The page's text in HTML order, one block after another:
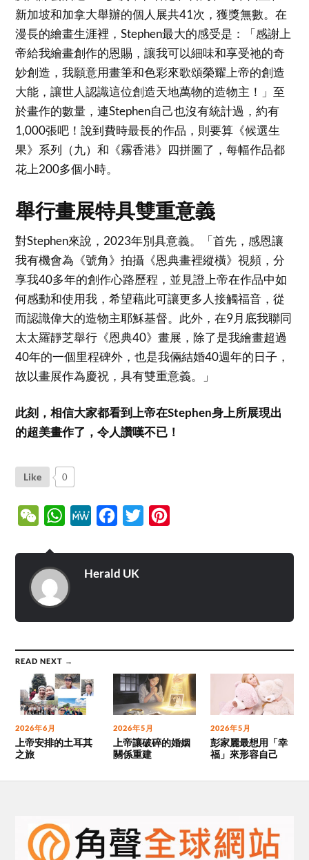
新加坡和加拿大舉辦的個人展共41次，獲獎無數。在
漫長的繪畫生涯裡，Stephen最大的感受是：「感謝上
帝給我繪畫創作的恩賜，讓我可以細味和享受祂的奇
妙創造，我願意用畫筆和色彩來歌頌榮耀上帝的創造
大能，讓世人認識這位創造天地萬物的造物主！」至
於畫作的數量，連Stephen自己也沒有統計過，約有
1,000張吧！說到費時最長的作品，則要算《候選生
果》系列（九）和《霧香港》四拼圖了，每幅作品都
花上200多個小時。
舉行畫展特具雙重意義
對Stephen來說，2023年別具意義。「首先，感恩讓
我有機會為《號角》拍攝《恩典畫裡縱橫》視頻，分
享我40多年的創作心路歷程，並見證上帝在作品中如
何感動和使用我，希望藉此可讓更多人接觸福音，從
而認識偉大的造物主耶穌基督。此外，在9月底我聯同
太太羅靜芝舉行《恩典40》畫展，除了是我繪畫超過
40年的一個里程碑外，也是我倆結婚40週年的日子，
故以畫展作為慶祝，具有雙重意義。」
此刻，相信大家都看到上帝在Stephen身上所展現出
的超美畫作了，令人讚嘆不已！
Like 0
WeChatWhatsApp
MeWe Facebook
Twitter
Herald UK
READ NEXT →
2026年6月
上帝安排的土耳其
之旅
2026年5月
上帝讓破碎的婚姻
關係重建
2026年5月
彭家麗最想用「幸
福」來形容自己